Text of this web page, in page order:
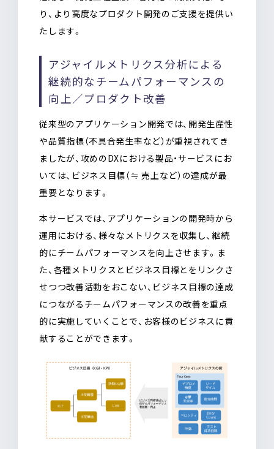
り、より高度なプロダクト開発のご支援を提供い
たします。
アジャイルメトリクス分析による
継続的なチームパフォーマンスの
向上／プロダクト改善
従来型のアプリケーション開発では、開発生産性
や品質指標（不具合発生率など）が重視されてき
ましたが、攻めのDXにおける製品・サービスにお
いては、ビジネス目標（≒ 売上など）の達成が最
重要となります。
本サービスでは、アプリケーションの開発時から
運用における、様々なメトリクスを収集し、継続
的にチームパフォーマンスを向上させます。ま
た、各種メトリクスとビジネス目標とをリンクさ
せつつ改善活動をおこない、ビジネス目標の達成
につながるチームパフォーマンスの改善を重点
的に実施していくことで、お客様のビジネスに貢
献することができます。